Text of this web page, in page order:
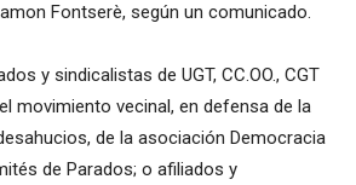
Fontserè, según un comunicado.
y sindicalistas de UGT, CC.OO., CGT
movimiento vecinal, en defensa de la
de la asociación Democracia
de Parados; o afiliados y